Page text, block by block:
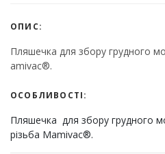
ОПИС:
Пляшечка для збору грудного
amivac®.
ОСОБЛИВОСТІ:
Пляшечка для збору грудного
різьба Mamivac®.